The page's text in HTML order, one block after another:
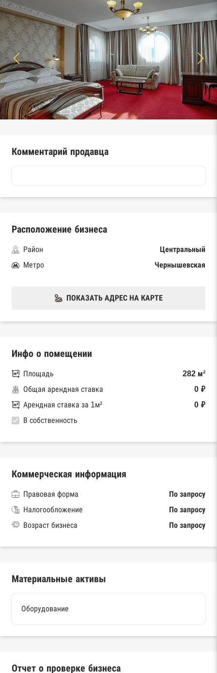
Комментарий продавца
Расположение бизнеса
Район
Центральный
Метро
Чернышевская
ПОКАЗАТЬ АДРЕС НА КАРТЕ
Инфо о помещении
Площадь
282 м²
Общая арендная ставка
0 ₽
Арендная ставка за 1м²
0 ₽
В собственность
Коммерческая информация
Правовая форма
По запросу
Налогообложение
По запросу
Возраст бизнеса
По запросу
Материальные активы
Оборудование
Отчет о проверке бизнеса